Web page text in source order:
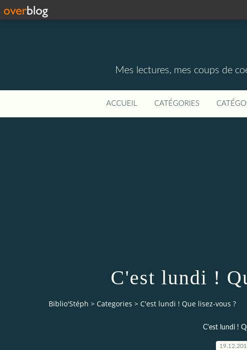
Mes lectures, mes coups de
ACCUEIL CATÉGORIES
C'est lundi !
Biblio'Stéph > Categories > C'est lundi ! Que lisez-vous ?
C'est lundi !